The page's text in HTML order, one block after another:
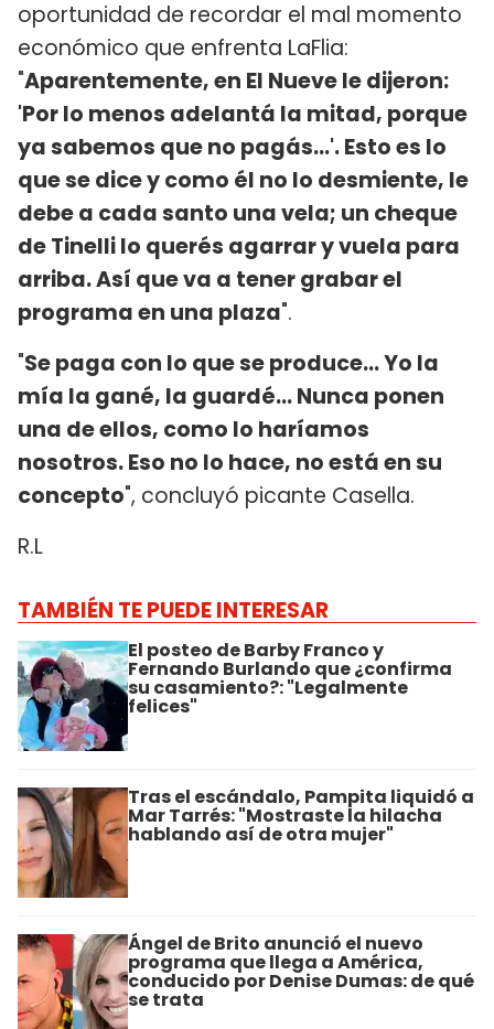
oportunidad de recordar el mal momento
económico que enfrenta LaFlia:
"Aparentemente, en El Nueve le dijeron:
'Por lo menos adelantá la mitad, porque
ya sabemos que no pagás...'. Esto es lo
que se dice y como él no lo desmiente, le
debe a cada santo una vela; un cheque
de Tinelli lo querés agarrar y vuela para
arriba. Así que va a tener grabar el
programa en una plaza".
"Se paga con lo que se produce... Yo la
mía la gané, la guardé... Nunca ponen
una de ellos, como lo haríamos
nosotros. Eso no lo hace, no está en su
concepto", concluyó picante Casella.
R.L
TAMBIÉN TE PUEDE INTERESAR
El posteo de Barby Franco y
Fernando Burlando que ¿confirma
su casamiento?: "Legalmente
felices"
Tras el escándalo, Pampita liquidó a
Mar Tarrés: "Mostraste la hilacha
hablando así de otra mujer"
Ángel de Brito anunció el nuevo
programa que llega a América,
conducido por Denise Dumas: de qué
se trata